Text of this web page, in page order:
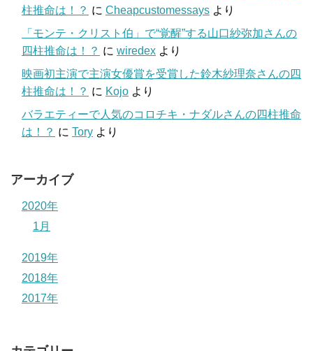
柱推命は！？ に Cheapcustomessays より
「モンテ・クリスト伯」で“覚醒”する山口紗弥加さんの
四柱推命は！？ に wiredex より
映画初主演で主演女優賞を受賞した鈴木紗理奈さんの四
柱推命は！？ に Kojo より
バラエティーで人気のコロチキ・ナダルさんの四柱推命
は！？ に Tory より
アーカイブ
2020年
1月
2019年
2018年
2017年